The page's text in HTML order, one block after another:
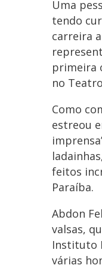
Uma
tendo
carreira
primeira
no
Como
estreou
feitos
Paraíba.
Abdon
valsas,
Instituto
várias